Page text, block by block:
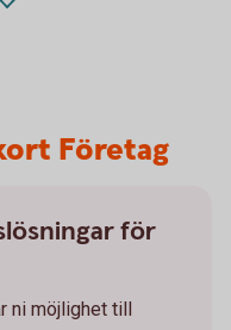
Företag
för
ni möjlighet till